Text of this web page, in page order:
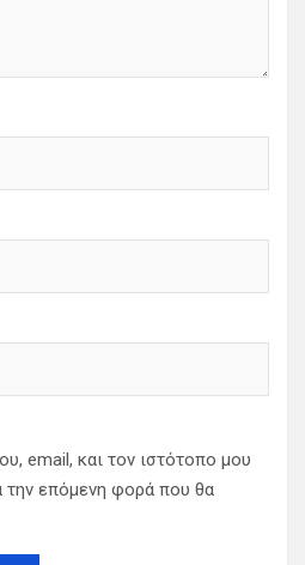
email, και τον ιστότοπο μου
την επόμενη φορά που θα